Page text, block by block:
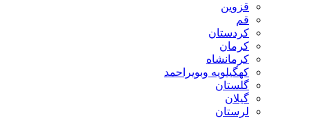
قزوین
قم
کردستان
کرمان
کرمانشاه
کهگیلویه وبویراحمد
گلستان
گیلان
لرستان